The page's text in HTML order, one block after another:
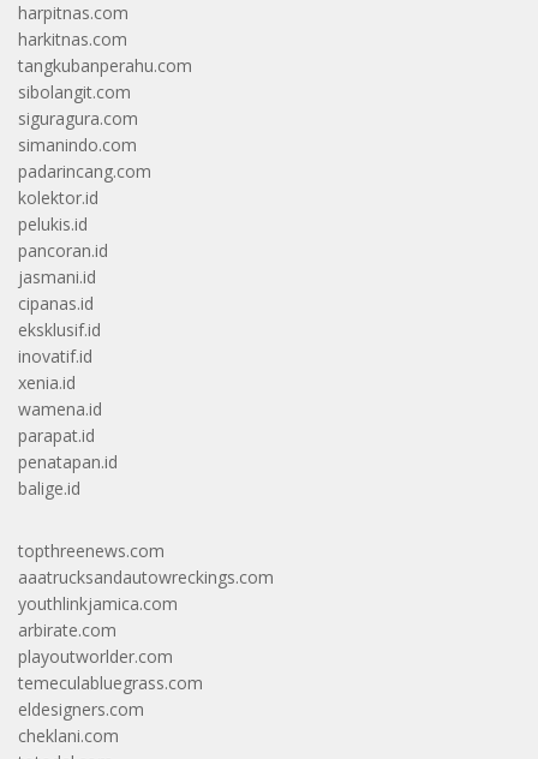
harpitnas.com
harkitnas.com
tangkubanperahu.com
sibolangit.com
siguragura.com
simanindo.com
padarincang.com
kolektor.id
pelukis.id
pancoran.id
jasmani.id
cipanas.id
eksklusif.id
inovatif.id
xenia.id
wamena.id
parapat.id
penatapan.id
balige.id
topthreenews.com
aaatrucksandautowreckings.com
youthlinkjamica.com
arbirate.com
playoutworlder.com
temeculabluegrass.com
eldesigners.com
cheklani.com